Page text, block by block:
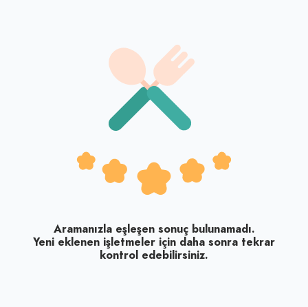
Aramanızla eşleşen sonuç bulunamadı.
Yeni eklenen işletmeler için daha sonra tekrar
kontrol edebilirsiniz.